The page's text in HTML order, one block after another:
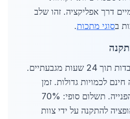
דרך אפליקציה. זהו שלב
בסוגי מתכות.
משלוח במשאיות כבדות תוך 24 שעות מגבעתיים.
לכמויות גדולות. זמן
כולל: 7-14 ימים מהפנייה. תשלום סופי: 70%
להתקנה על ידי צוות